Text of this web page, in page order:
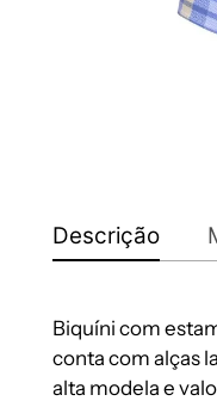
Descrição
Biquíni com
conta com alças
alta modela e